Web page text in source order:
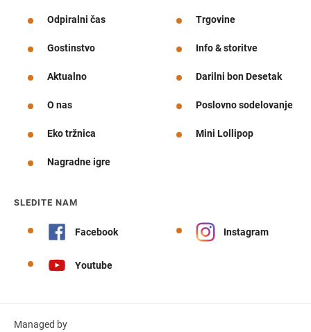
Odpiralni čas Trgovine
Gostinstvo Info & storitve
Aktualno Darilni bon Desetak
O nas Poslovno sodelovanje
Eko tržnica Mini Lollipop
Nagradne igre
SLEDITE NAM
Facebook Instagram
Youtube
Managed by